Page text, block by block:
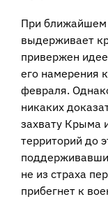
При ближайшем
выдерживает
привержен
его намерения
февраля.
никаких
захвату Крыма
территорий до
не из страха
прибегнет к